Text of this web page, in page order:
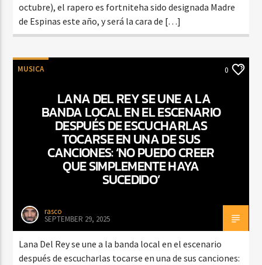
octubre), el rapero es fortniteha sido designada Madre
de Espinas este año, y será la cara de […]
MUSICA 0
LANA DEL REY SE UNE A LA
BANDA LOCAL EN EL ESCENARIO
DESPUÉS DE ESCUCHARLAS
TOCARSE EN UNA DE SUS
CANCIONES: ‘NO PUEDO CREER
QUE SIMPLEMENTE HAYA
SUCEDIDO’
rasco
SEPTEMBER 29, 2025
Lana Del Rey se une a la banda local en el escenario
después de escucharlas tocarse en una de sus canciones: